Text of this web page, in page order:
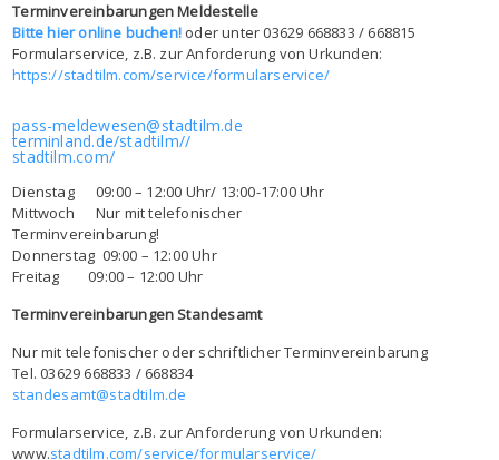
Terminvereinbarungen Meldestelle
Bitte hier online buchen! oder unter 03629 668833 / 668815
Formularservice, z.B. zur Anforderung von Urkunden:
https://stadtilm.com/service/formularservice/
pass-meldewesen@stadtilm.de
terminland.de/stadtilm//
stadtilm.com/
Dienstag 09:00 – 12:00 Uhr/ 13:00-17:00 Uhr
Mittwoch Nur mit telefonischer
Terminvereinbarung!
Donnerstag 09:00 – 12:00 Uhr
Freitag 09:00 – 12:00 Uhr
Terminvereinbarungen Standesamt
Nur mit telefonischer oder schriftlicher Terminvereinbarung
Tel. 03629 668833 / 668834
standesamt@stadtilm.de
Formularservice, z.B. zur Anforderung von Urkunden:
www.stadtilm.com/service/formularservice/